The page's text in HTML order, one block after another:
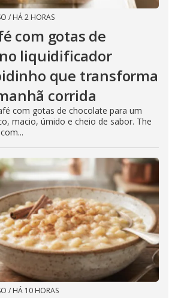
/ HÁ 2 HORAS
com gotas de
liquidificador
que transforma
corrida
com gotas de chocolate para um
macio, úmido e cheio de sabor. The
/ HÁ 10 HORAS